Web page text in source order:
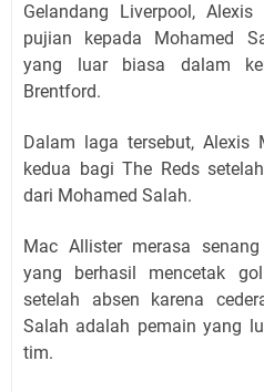
Gelandang Liverpool,
pujian kepada Mohamed
yang luar biasa dalam
Brentford.
Dalam laga tersebut, Alexis
kedua bagi The Reds
dari Mohamed Salah.
Mac Allister merasa
yang berhasil mencetak
setelah absen karena
Salah adalah pemain yang
tim.